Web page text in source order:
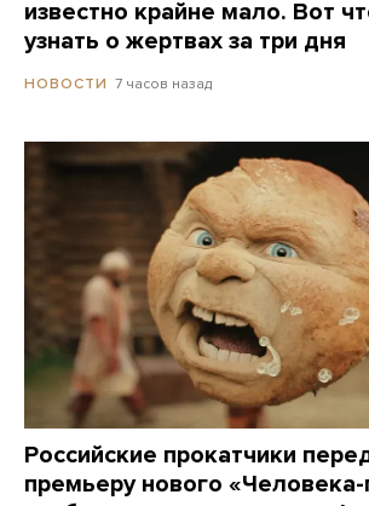
известно крайне мало. Вот
узнать о жертвах за три дня
НОВОСТИ 7 часов назад
Российские прокатчики
премьеру нового «Человека-